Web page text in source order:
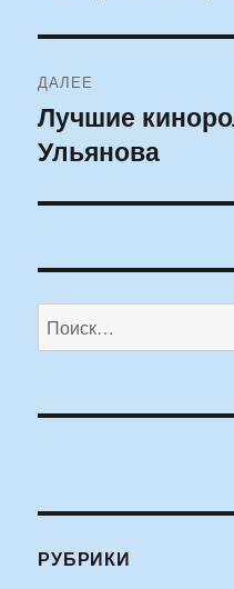
ДАЛЕЕ
Следующая
запись:
Лучшие
Ульянова
Искать:
РУБРИКИ